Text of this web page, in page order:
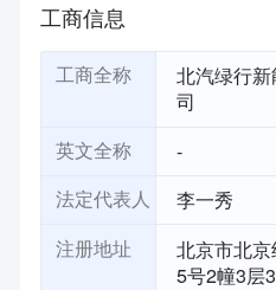
工商信息
工商全称
北汽绿行
司
英文全称 -
法定代表人 李一秀
注册地址
北京市北
5号2幢3层